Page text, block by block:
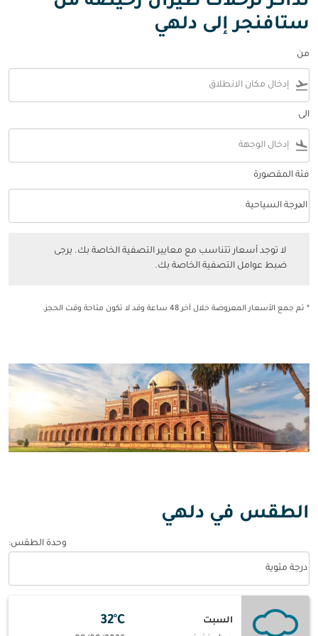
ستافنجر إلى دلهي
من
flight_takeoff
الى
flight_land
فئة المقصورة
فئة المقصورة option الدرجة السياحية Selected
الدرجة السياحية
keyboard_arrow_down
لا توجد أسعار تتناسب مع معايير التصفية الخاصة بك. يرجى
ضبط عوامل التصفية الخاصة بك.
* تم جمع الأسعار المعروضة خلال آخر 48 ساعة وقد لا تكون متاحة وقت الحجز.
الطقس في دلهي
وحدة الطقس:
درجة مئوية
السبت
32°C